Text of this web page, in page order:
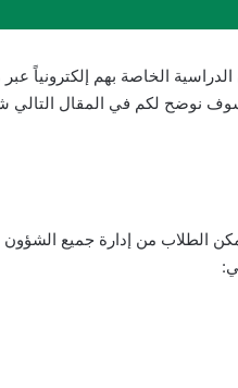
الخاصة بهم إلكترونياً عبر
نوضح لكم في المقال
الطلاب من إدارة جميع الشؤون